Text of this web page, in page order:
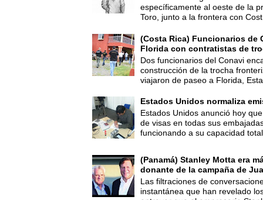
específicamente al oeste de la
Toro, junto a la frontera con
(Costa Rica) Funcionarios de
Florida con contratistas de
Dos funcionarios del Conavi
construcción de la trocha
viajaron de paseo a Florida,
Estados Unidos normaliza
Estados Unidos anunció hoy
de visas en todas sus
funcionando a su capacidad
(Panamá) Stanley Motta era
donante de la campaña de
Las filtraciones de
instantánea que han revelado